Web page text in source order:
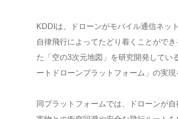
KDDIは、ドローンがモバイル通信ネッ
自律飛行によってたどり着くことがで
た「空の3次元地図」を研究開発してい
ートドローンプラットフォーム」の実現
同プラットフォームでは、ドローンが